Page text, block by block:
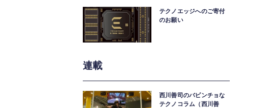
テクノエッジへのご寄付
のお願い
連載
西川善司のバビンチョな
テクノコラム（西川善